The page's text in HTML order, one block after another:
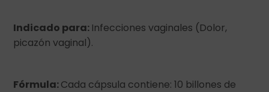
Indicado para: Infecciones vaginales (Dolor,
picazón vaginal).
Fórmula:Cada cápsula contiene: 10 billones de